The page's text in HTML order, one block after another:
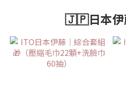
🇯🇵日本伊